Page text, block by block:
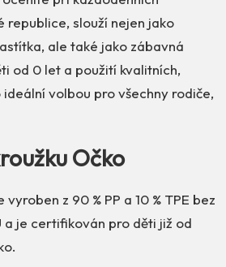
republice, slouží nejen jako
ale také jako zábavná
od 0 let a použití kvalitních,
volbou pro všechny rodiče,
Očko
z 90 % PP a 10 % TPE bez
a je certifikován pro děti již od